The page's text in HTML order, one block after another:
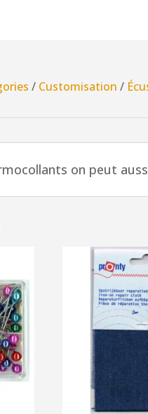
/ Customisation /
on peut